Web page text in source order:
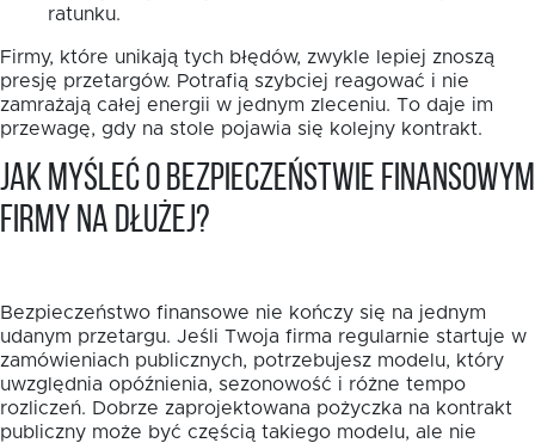
ratunku.
Firmy, które unikają tych błędów, zwykle lepiej znoszą
presję przetargów. Potrafią szybciej reagować i nie
zamrażają całej energii w jednym zleceniu. To daje im
przewagę, gdy na stole pojawia się kolejny kontrakt.
Jak myśleć o bezpieczeństwie finansowym
firmy na dłużej?
Bezpieczeństwo finansowe nie kończy się na jednym
udanym przetargu. Jeśli Twoja firma regularnie startuje w
zamówieniach publicznych, potrzebujesz modelu, który
uwzględnia opóźnienia, sezonowość i różne tempo
rozliczeń. Dobrze zaprojektowana pożyczka na kontrakt
publiczny może być częścią takiego modelu, ale nie